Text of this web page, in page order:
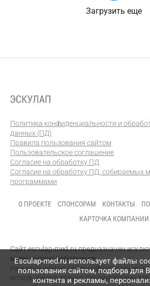
Загрузить еще
Политика конфиденциальности и
данных (ПД)
Правила пользования сайтом
Пользовательское соглашение
Согласие на обработку ПД
Согласие на обработку ПД, собираемых
программами
О ПРОЕКТЕ СПОНСОРАМ КОНТАКТЫ
КАРТОЧКА КОМПАНИИ
Сайт esculap-med.ru предназначен
медицинских работников.
Размещенная на сайте информация
использована только специалистами
Esculap-med.ru использует файлы
пользования сайтом, подбора для
контента и рекламы,